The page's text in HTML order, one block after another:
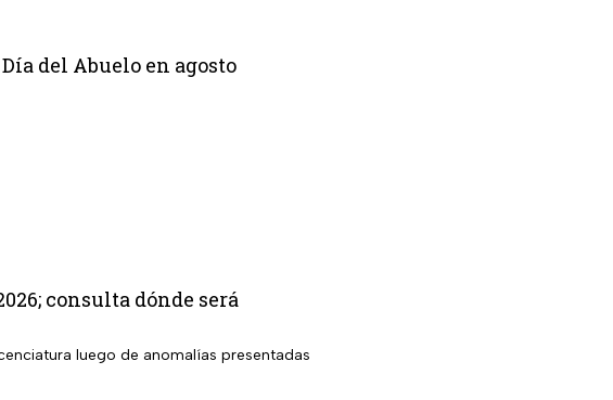
del Abuelo en agosto
consulta dónde será
luego de anomalías presentadas